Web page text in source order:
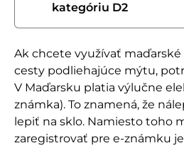
Ak chcete využívať
cesty podliehajúce mýtu,
V Maďarsku platia výlučne
známka). To znamená, že
lepiť na sklo. Namiesto toho
zaregistrovať pre e-známku
kategóriu D2